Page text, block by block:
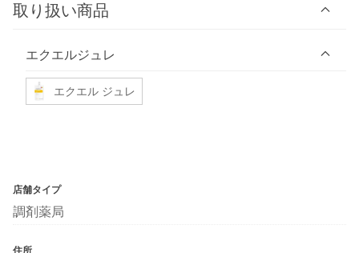
取り扱い商品
エクエルジュレ
エクエル ジュレ
店舗タイプ
調剤薬局
住所